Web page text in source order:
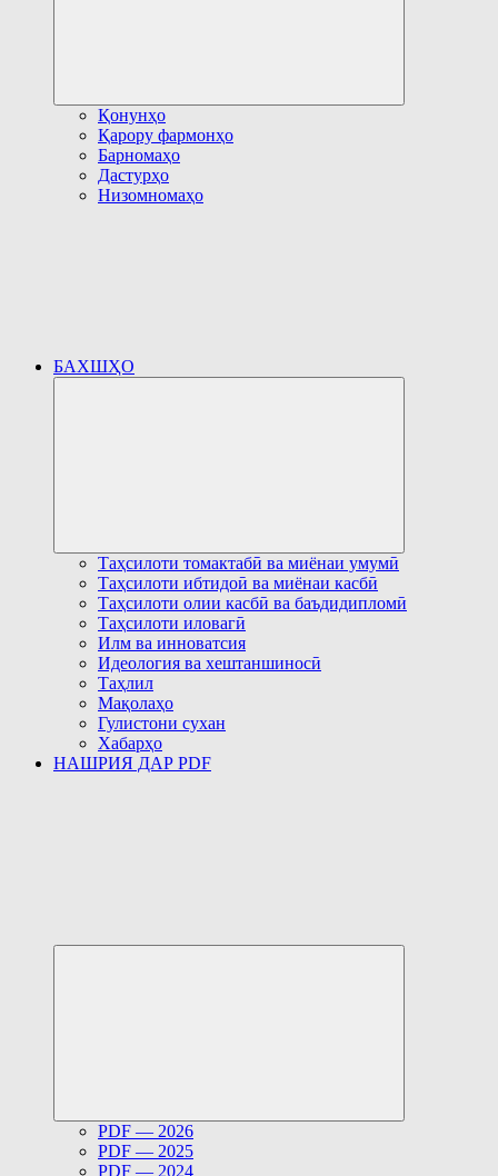
Қонунҳо
Қарору фармонҳо
Барномаҳо
Дастурҳо
Низомномаҳо
БАХШҲО
Таҳсилоти томактабӣ ва миёнаи умумӣ
Таҳсилоти ибтидоӣ ва миёнаи касбӣ
Таҳсилоти олии касбӣ ва баъдидипломӣ
Таҳсилоти иловагӣ
Илм ва инноватсия
Идеология ва хештаншиносӣ
Таҳлил
Мақолаҳо
Гулистони сухан
Хабарҳо
НАШРИЯ ДАР PDF
PDF — 2026
PDF — 2025
PDF — 2024